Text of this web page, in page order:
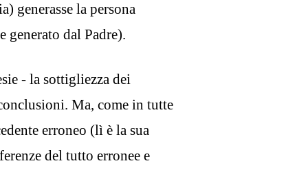
generasse la persona
generato dal Padre).
- la sottigliezza dei
Ma, come in tutte
erroneo (lì è la sua
del tutto erronee e